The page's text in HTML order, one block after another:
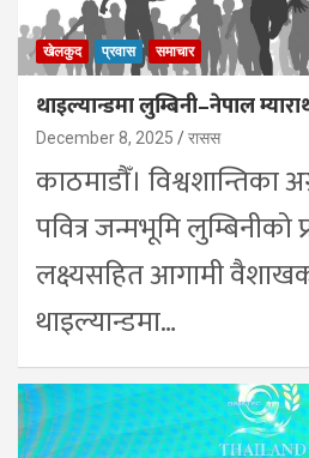
खेलकुद प्रवास समाचार
थाइल्यान्डमा लुम्बिनी–नेपाल
December 8, 2025 रासस
काठमाडौँ। विश्वशान्तिका
पवित्र जन्मभूमि लुम्बिनीको
लक्ष्यसहित आगामी
थाइल्यान्डमा…